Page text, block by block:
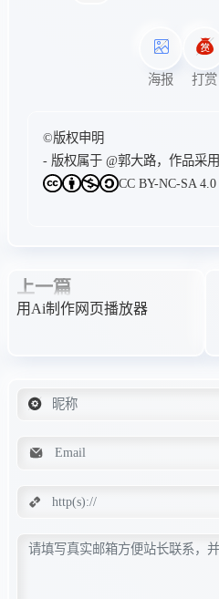
海报 打赏
©版权申明
- 版权属于 @郭大路，作品采用
CC BY-NC-SA 4.0
上一篇
用Ai制作网页播放器